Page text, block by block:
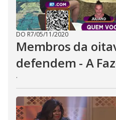
DO R7/05/11/2020
Membros da
defendem - A
.